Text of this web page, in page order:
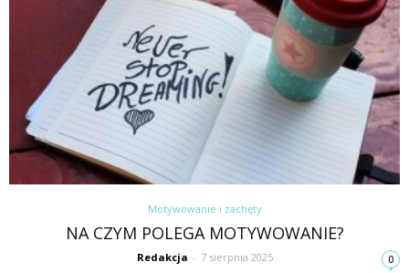
Motywowanie i zachęty
NA CZYM POLEGA MOTYWOWANIE?
Redakcja - 7 sierpnia 2025 0